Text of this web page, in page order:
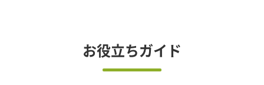
お役立ちガイド